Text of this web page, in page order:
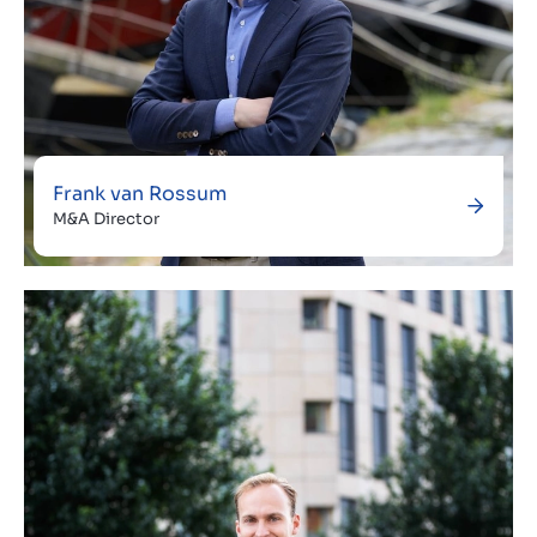
Frank van Rossum
M&A Director